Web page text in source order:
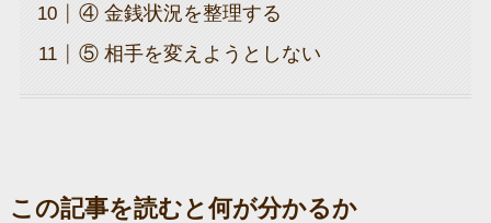
④ 金銭状況を整理する
⑤ 相手を変えようとしない
この記事を読むと何が分かるか